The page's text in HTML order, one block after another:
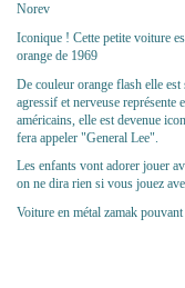
Norev
Iconique ! Cette petite voiture
orange de 1969
De couleur orange flash elle
agressif et nerveuse représente
américains, elle est devenue
fera appeler "General Lee".
Les enfants vont adorer jouer
on ne dira rien si vous jouez
Voiture en métal zamak